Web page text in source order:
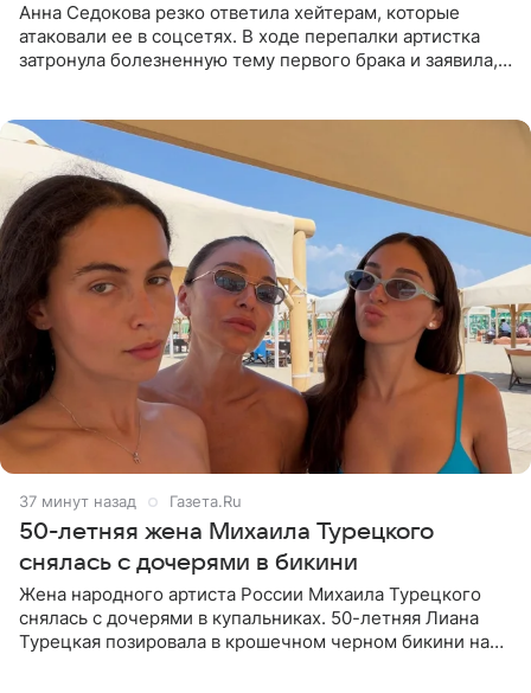
Анна Седокова резко ответила хейтерам, которые
атаковали ее в соцсетях. В ходе перепалки артистка
затронула болезненную тему первого брака и заявила,
37 минут назад Газета.Ru
50-летняя жена Михаила Турецкого
снялась с дочерями в бикини
Жена народного артиста России Михаила Турецкого
снялась с дочерями в купальниках. 50-летняя Лиана
Турецкая позировала в крошечном черном бикини на